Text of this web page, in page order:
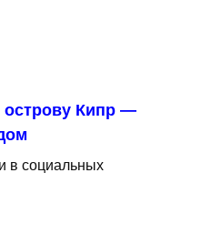
острову Кипр —
в социальных